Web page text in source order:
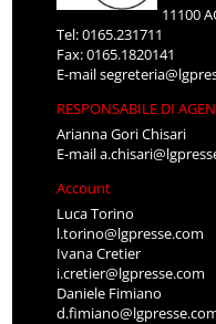
11100
Tel: 0165.231711
Fax: 0165.1820141
E-mail
RESPONSABILE DI
Arianna Gori Chisari
E-mail
Account
Luca Torino
l.torino@lgpresse.com
Ivana Cretier
i.cretier@lgpresse.com
Daniele Fimiano